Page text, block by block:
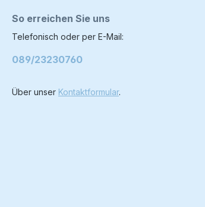
So erreichen Sie uns
Telefonisch oder per E-Mail:
089/23230760
Über unser Kontaktformular.